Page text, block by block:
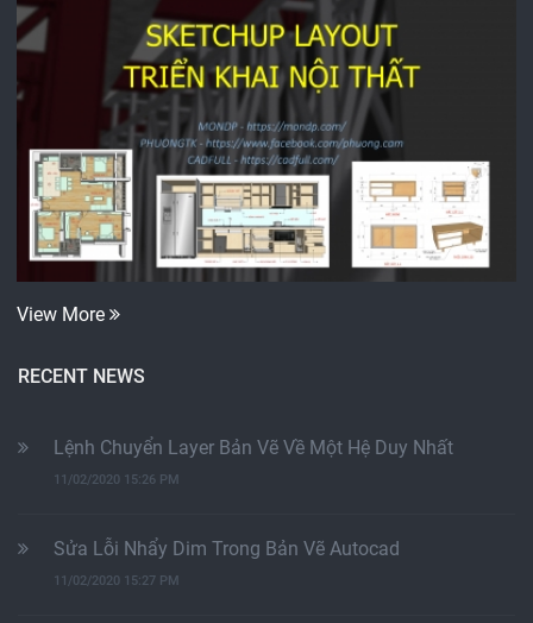
View More
RECENT NEWS
Lệnh Chuyển Layer Bản Vẽ Về Một Hệ Duy Nhất
11/02/2020 15:26 PM
Sửa Lỗi Nhẩy Dim Trong Bản Vẽ Autocad
11/02/2020 15:27 PM